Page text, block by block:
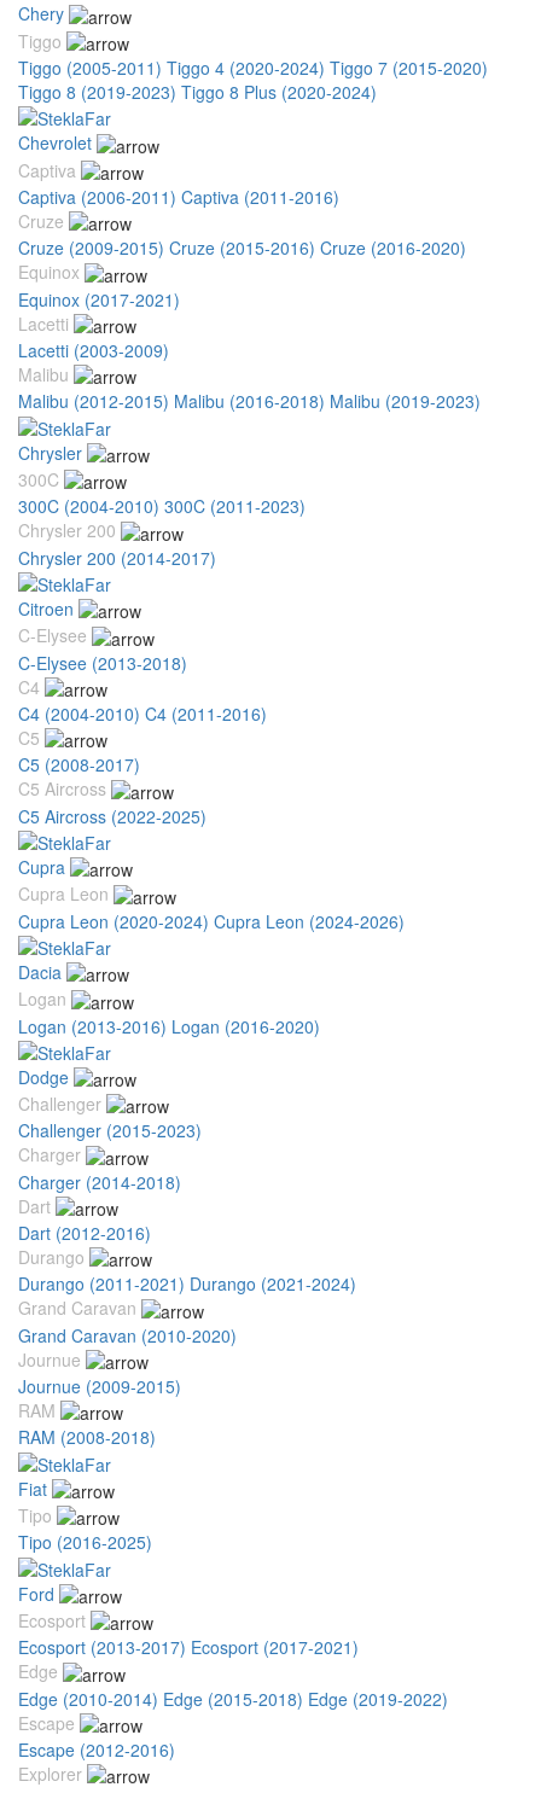
Chery
Tiggo
Tiggo (2005-2011) Tiggo 4 (2020-2024) Tiggo 7 (2015-2020)
Tiggo 8 (2019-2023) Tiggo 8 Plus (2020-2024)
Chevrolet
Captiva
Captiva (2006-2011) Captiva (2011-2016)
Cruze
Cruze (2009-2015) Cruze (2015-2016) Cruze (2016-2020)
Equinox
Equinox (2017-2021)
Lacetti
Lacetti (2003-2009)
Malibu
Malibu (2012-2015) Malibu (2016-2018) Malibu (2019-2023)
Chrysler
300C
300C (2004-2010) 300C (2011-2023)
Chrysler 200
Chrysler 200 (2014-2017)
Citroen
C-Elysee
C-Elysee (2013-2018)
C4
C4 (2004-2010) C4 (2011-2016)
C5
C5 (2008-2017)
C5 Aircross
C5 Aircross (2022-2025)
Cupra
Cupra Leon
Cupra Leon (2020-2024) Cupra Leon (2024-2026)
Dacia
Logan
Logan (2013-2016) Logan (2016-2020)
Dodge
Challenger
Challenger (2015-2023)
Charger
Charger (2014-2018)
Dart
Dart (2012-2016)
Durango
Durango (2011-2021) Durango (2021-2024)
Grand Caravan
Grand Caravan (2010-2020)
Journue
Journue (2009-2015)
RAM
RAM (2008-2018)
Fiat
Tipo
Tipo (2016-2025)
Ford
Ecosport
Ecosport (2013-2017) Ecosport (2017-2021)
Edge
Edge (2010-2014) Edge (2015-2018) Edge (2019-2022)
Escape
Escape (2012-2016)
Explorer